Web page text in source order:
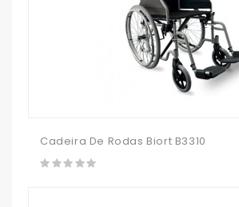
Cadeira De Rodas Biort B3310